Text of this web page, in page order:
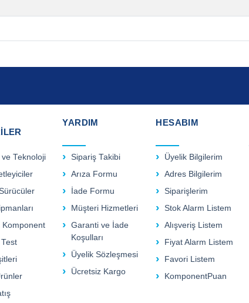
ve Teknoloji
Komponent
YARDIM
Sipariş Takibi
Arıza Formu
İade Formu
Müşteri Hizmetleri
Garanti ve İade
Koşulları
Üyelik Sözleşmesi
Ücretsiz Kargo
HESABIM
Üyelik Bilgilerim
Adres Bilgilerim
Siparişlerim
Stok Alarm Listem
Alışveriş Listem
Fiyat Alarm Listem
Favori Listem
KomponentPuan